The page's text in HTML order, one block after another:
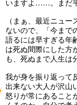
いますよ……。まだ
（まぁ、最近ニュ
ないので、「今まで
語るには早すぎる年
は死ぬ間際にした方
も、死ぬまで人生は
我が身を振り返って
出来ない大人が沢山
怒りが常にあること